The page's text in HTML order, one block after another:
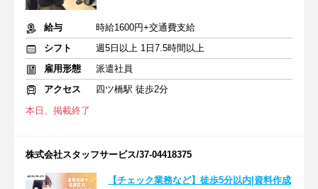
給与
時給1600円+交通費支給
シフト
週5日以上 1日7.5時間以上
雇用形態
派遣社員
アクセス
四ツ橋駅 徒歩2分
本日、掲載終了
株式会社スタッフサービス/37-04418375
【チェック業務など】徒歩5分以内|資料作成